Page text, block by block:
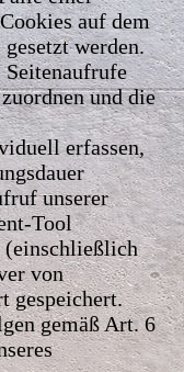
auf dem
werden.
und die
erfassen,
unserer
Tool
(einschließlich
von
gespeichert.
gemäß Art. 6